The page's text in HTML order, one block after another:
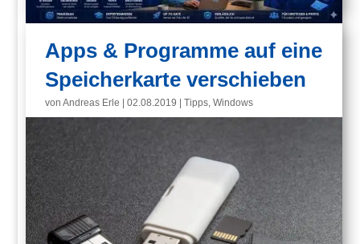
Apps & Programme auf eine
Speicherkarte verschieben
vonAndreas Erle |02.08.2019 |Tipps,Windows